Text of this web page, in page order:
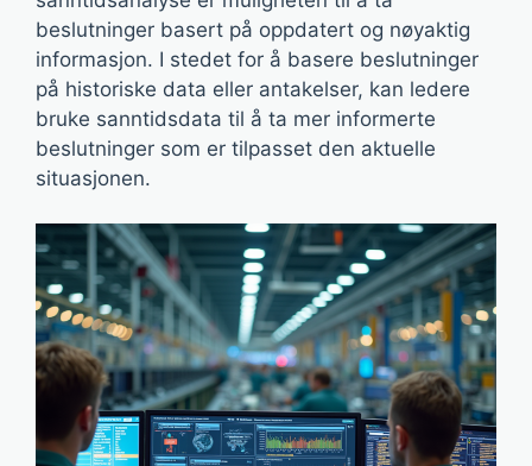
beslutninger basert på oppdatert og nøyaktig
informasjon. I stedet for å basere beslutninger
på historiske data eller antakelser, kan ledere
bruke sanntidsdata til å ta mer informerte
beslutninger som er tilpasset den aktuelle
situasjonen.